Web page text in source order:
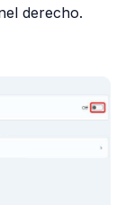
derecho.